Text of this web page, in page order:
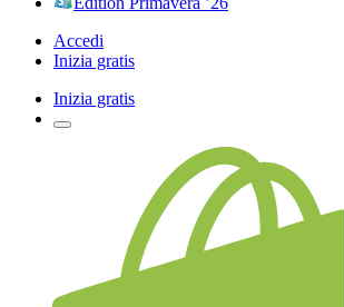
Accedi
Inizia gratis
Inizia gratis